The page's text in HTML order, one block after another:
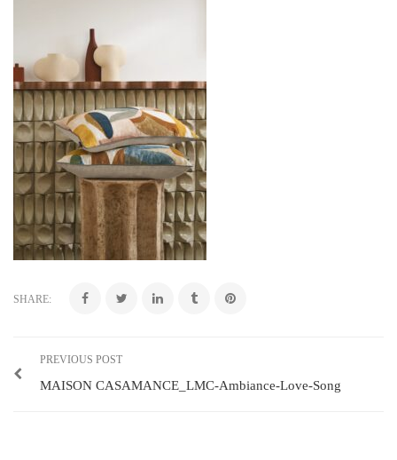
SHARE:
PREVIOUS POST
MAISON CASAMANCE_LMC-Ambiance-Love-Song